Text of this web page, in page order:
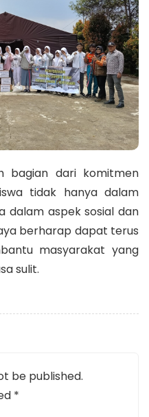
bagian dari komitmen
tidak hanya dalam
dalam aspek sosial dan
berharap dapat terus
masyarakat yang
sulit.
be published.
*